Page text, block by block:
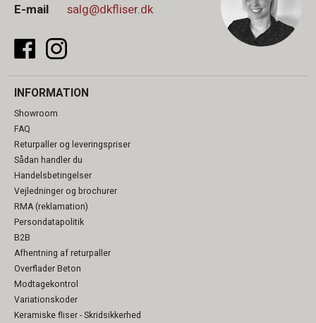
E-mail
salg@dkfliser.dk
INFORMATION
Showroom
FAQ
Returpaller og leveringspriser
Sådan handler du
Handelsbetingelser
Vejledninger og brochurer
RMA (reklamation)
Persondatapolitik
B2B
Afhentning af returpaller
Overflader Beton
Modtagekontrol
Variationskoder
Keramiske fliser - Skridsikkerhed